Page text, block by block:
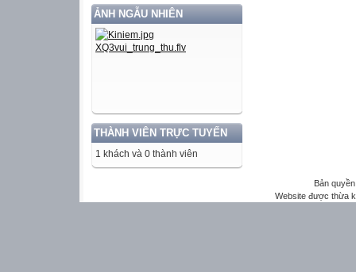
ẢNH NGẪU NHIÊN
THÀNH VIÊN TRỰC TUYẾN
1 khách và 0 thành viên
Bản
Website được thừa